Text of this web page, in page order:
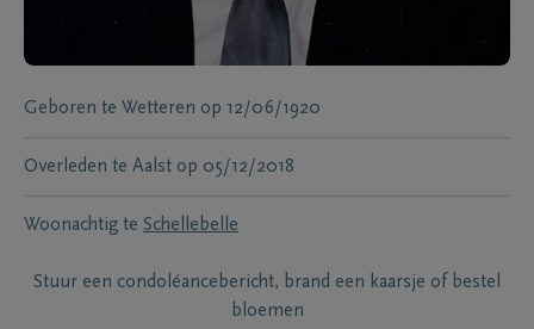
Geboren te Wetteren op 12/06/1920
Overleden te Aalst op 05/12/2018
Woonachtig te Schellebelle
Stuur een condoléancebericht, brand een kaarsje of bestel
bloemen